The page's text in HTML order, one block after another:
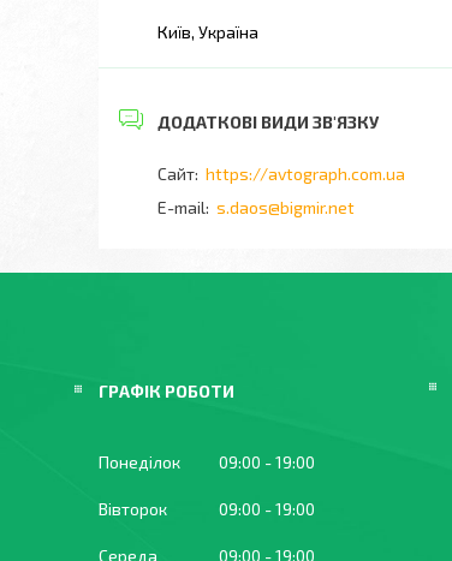
Київ, Україна
https://avtograph.com.ua
s.daos@bigmir.net
ГРАФІК РОБОТИ
Понеділок 09:00 19:00
Вівторок 09:00 19:00
Середа 09:00 19:00